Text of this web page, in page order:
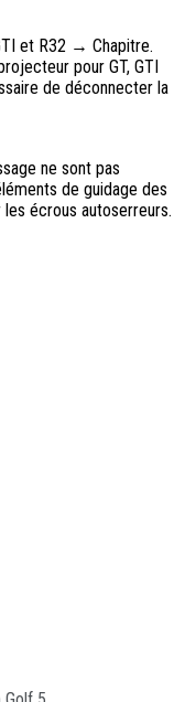
et R32 → Chapitre.
pour GT, GTI
de déconnecter la
ne sont pas
de guidage des
écrous autoserreurs.